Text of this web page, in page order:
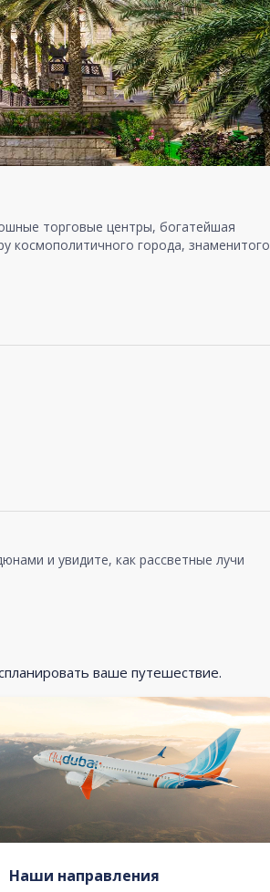
торговые центры, богатейшая
космополитичного города, знаменитого
и увидите, как рассветные лучи
ваше путешествие.
Наши направления